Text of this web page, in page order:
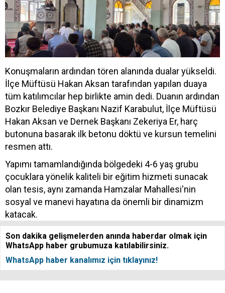
Konuşmaların ardından tören alanında dualar yükseldi.
İlçe Müftüsü Hakan Aksan tarafından yapılan duaya
tüm katılımcılar hep birlikte amin dedi. Duanın ardından
Bozkır Belediye Başkanı Nazif Karabulut, İlçe Müftüsü
Hakan Aksan ve Dernek Başkanı Zekeriya Er, harç
butonuna basarak ilk betonu döktü ve kursun temelini
resmen attı.
Yapımı tamamlandığında bölgedeki 4-6 yaş grubu
çocuklara yönelik kaliteli bir eğitim hizmeti sunacak
olan tesis, aynı zamanda Hamzalar Mahallesi'nin
sosyal ve manevi hayatına da önemli bir dinamizm
katacak.
Son dakika gelişmelerden anında haberdar olmak için
WhatsApp haber grubumuza katılabilirsiniz.
WhatsApp haber kanalımız için tıklayınız!